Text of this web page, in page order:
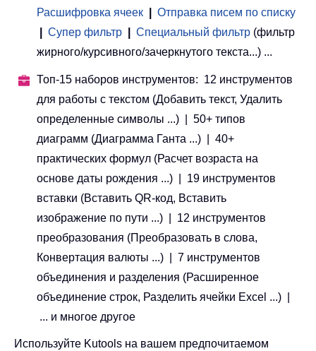
Расшифровка ячеек
Отправка писем по списку
Супер фильтр Специальный фильтр (фильтр
жирного/курсивного/зачеркнутого текста...) ...
Топ-15 наборов инструментов: 12 инструментов
для работы с текстом (Добавить текст, Удалить
определенные символы ...) | 50+ типов
диаграмм (Диаграмма Ганта ...) | 40+
практических формул (Расчет возраста на
основе даты рождения ...) | 19 инструментов
вставки (Вставить QR-код, Вставить
изображение по пути ...) | 12 инструментов
преобразования (Преобразовать в слова,
Конвертация валюты ...) | 7 инструментов
объединения и разделения (Расширенное
объединение строк, Разделить ячейки Excel ...) |
... и многое другое
Используйте Kutools на вашем предпочитаемом